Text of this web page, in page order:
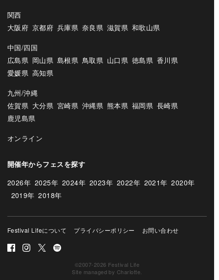
関西
大阪府 京都府 兵庫県 奈良県 滋賀県 和歌山県
中国/四国
広島県 岡山県 島根県 鳥取県 山口県 徳島県 香川県
愛媛県 高知県
九州/沖縄
佐賀県 大分県 宮崎県 沖縄県 熊本県 福岡県 長崎県
鹿児島県
オンライン
開催年からフェスを探す
2026年 2025年 2024年 2023年 2022年 2021年 2020年
2019年 2018年
Festival Lifeについて プライバシーポリシー お問い合わせ
©2007-2026 Festival Life
Site managed by Charlotte